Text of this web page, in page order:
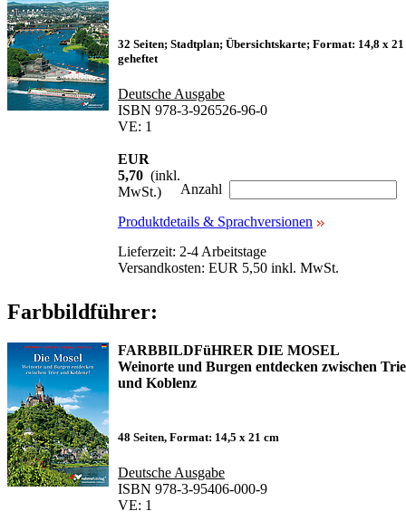
32 Seiten; Stadtplan; Übersichtskarte; Format: 14,8 x
geheftet
Deutsche Ausgabe
ISBN 978-3-926526-96-0
VE: 1
EUR
5,70 (inkl.
MwSt.)
Anzahl
Produktdetails & Sprachversionen
Lieferzeit: 2-4 Arbeitstage
Versandkosten: EUR 5,50 inkl. MwSt.
Farbbildführer:
FARBBILDFüHRER DIE MOSEL
Weinorte und Burgen entdecken zwischen
und Koblenz
48 Seiten, Format: 14,5 x 21 cm
Deutsche Ausgabe
ISBN 978-3-95406-000-9
VE: 1